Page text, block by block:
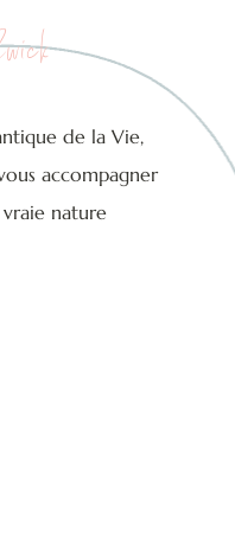
de la Vie,
accompagner
nature